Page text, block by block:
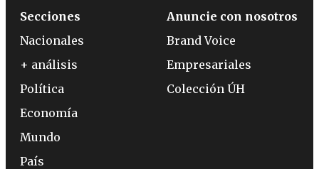
Secciones
Nacionales
+ análisis
Política
Economía
Mundo
País
Anuncie con nosotros
Brand Voice
Empresariales
Colección ÚH